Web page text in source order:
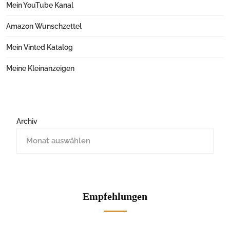
Mein YouTube Kanal
Amazon Wunschzettel
Mein Vinted Katalog
Meine Kleinanzeigen
Archiv
Empfehlungen